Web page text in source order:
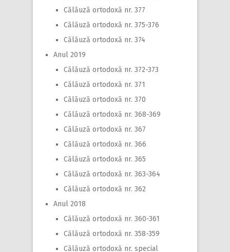
Călăuză ortodoxă nr. 377
Călăuză ortodoxă nr. 375-376
Călăuză ortodoxă nr. 374
Anul 2019
Călăuză ortodoxă nr. 372-373
Călăuză ortodoxă nr. 371
Călăuză ortodoxă nr. 370
Călăuză ortodoxă nr. 368-369
Călăuză ortodoxă nr. 367
Călăuză ortodoxă nr. 366
Călăuză ortodoxă nr. 365
Călăuză ortodoxă nr. 363-364
Călăuză ortodoxă nr. 362
Anul 2018
Călăuză ortodoxă nr. 360-361
Călăuză ortodoxă nr. 358-359
Călăuză ortodoxă nr. special